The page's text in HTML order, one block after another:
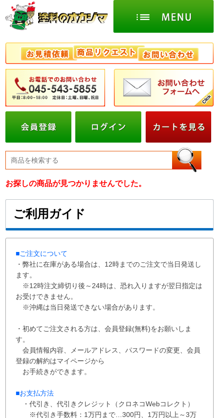
お探しの商品が見つかりませんでした。
ご利用ガイド
■ご注文について
・弊社に在庫がある場合は、12時までのご注文で当日発送し
ます。
※12時注文締切り後～24時は、恐れ入りますが翌日指定は
お受けできません。
※沖縄は当日発送できない場合があります。
・初めてご注文される方は、会員登録(無料)をお願いしま
す。
会員情報内容、メールアドレス、パスワードの変更、会員
登録の解約はマイページから
お手続きができます。
■お支払方法
・代引き、代引きクレジット（クロネコWebコレクト）
※代引き手数料： 1万円まで…300円、 1万円以上～3万